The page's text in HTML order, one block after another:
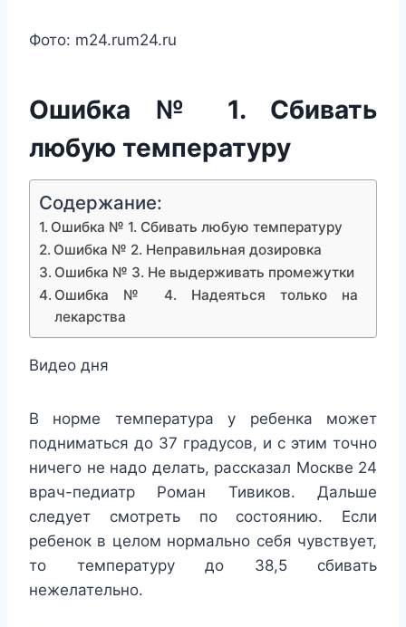
Фото: m24.rum24.ru
Ошибка № 1. Сбивать
любую температуру
Содержание:
Ошибка № 1. Сбивать любую температуру
Ошибка № 2. Неправильная дозировка
Ошибка № 3. Не выдерживать промежутки
Ошибка № 4. Надеяться только на
лекарства
Видео дня
В норме температура у ребенка может
подниматься до 37 градусов, и с этим точно
ничего не надо делать, рассказал Москве 24
врач-педиатр Роман Тивиков. Дальше
следует смотреть по состоянию. Если
ребенок в целом нормально себя чувствует,
то температуру до 38,5 сбивать
нежелательно.